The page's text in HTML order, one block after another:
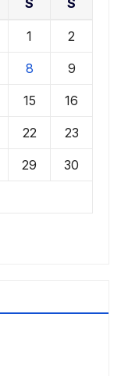
1 2
8 9
15 16
22 23
29 30